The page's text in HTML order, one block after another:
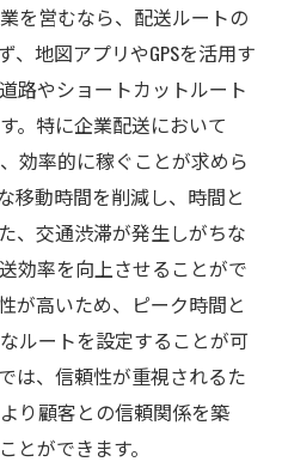
要なスキルと知識
運送に必要な準備と心構
安全運転のポイント
の注意点と対策
を増やすステップ
配送で稼ごう！成功する
成功体験から学ぶ
場調査とビジネスチャン
スタートアップガイド
を営むなら、配送ルートの
、地図アプリやGPSを活用す
路やショートカットルート
。特に企業配送において
効率的に稼ぐことが求めら
移動時間を削減し、時間と
、交通渋滞が発生しがちな
効率を向上させることがで
が高いため、ピーク時間と
ルートを設定することが可
は、信頼性が重視されるた
り顧客との信頼関係を築
とができます。